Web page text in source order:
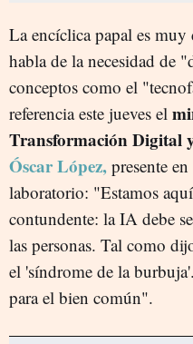
La encíclica papal es
habla de la necesidad de
conceptos como el
referencia este jueves el
Transformación Digital
Óscar López, presente
laboratorio: "Estamos
contundente: la IA debe
las personas. Tal como
el 'síndrome de la
para el bien común".